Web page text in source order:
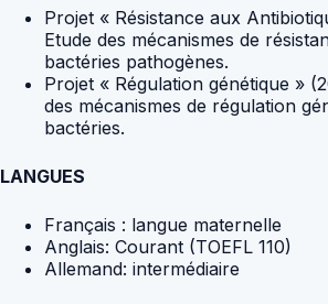
Projet « Résistance aux
Etude des mécanismes de
bactéries pathogènes.
Projet « Régulation génétique »
des mécanismes de régulation
bactéries.
LANGUES
Français : langue maternelle
Anglais: Courant (TOEFL 110)
Allemand: intermédiaire